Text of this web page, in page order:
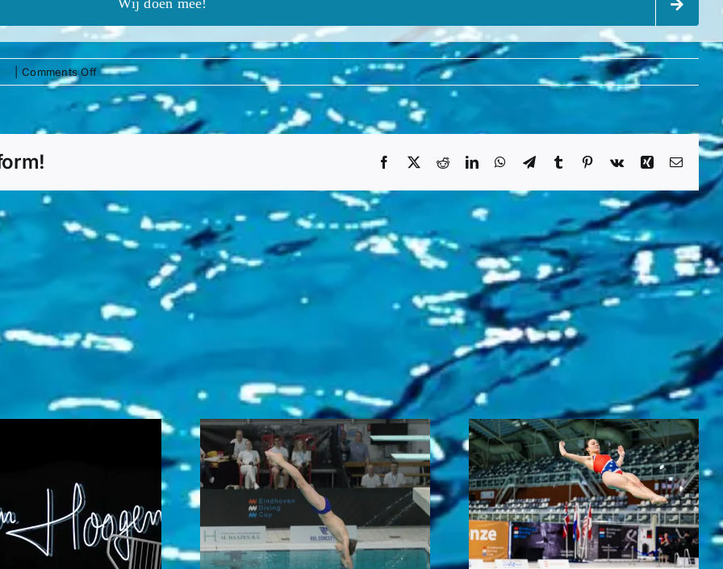
Wij doen mee!
Comments Offon
School
event
Facebook
X RedditLinkedInWhatsApp
TelegramTumblr Pinterest
Vk Xing Email
Toernooidag 3
Eindhoven Diving
Cup 2026
Toernooidag 2
Eindhoven Diving
Cup 2026
Vacature manager
Public Relations